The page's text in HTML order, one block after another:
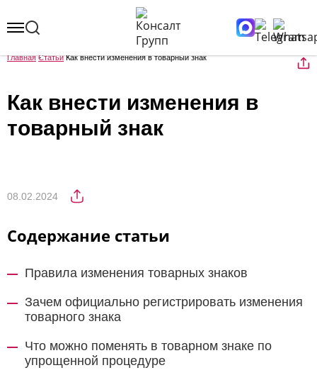
Главная Статьи Как внести изменения в товарный знак
Как внести изменения в
товарный знак
08.02.2024
Содержание статьи
Правила изменения товарных знаков
Зачем официально регистрировать изменения
товарного знака
Что можно поменять в товарном знаке по
упрощенной процедуре